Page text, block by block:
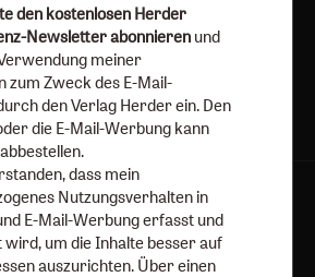
Jetzt anmelden
Datenschutz
Impressum
den kostenlosen Herder
Newsletter abonnieren und
meiner
zum Zweck des E-Mail-
den Verlag Herder ein. Den
die E-Mail-Werbung kann
dass mein
Nutzungsverhalten in
E-Mail-Werbung erfasst und
um die Inhalte besser auf
auszurichten. Über einen